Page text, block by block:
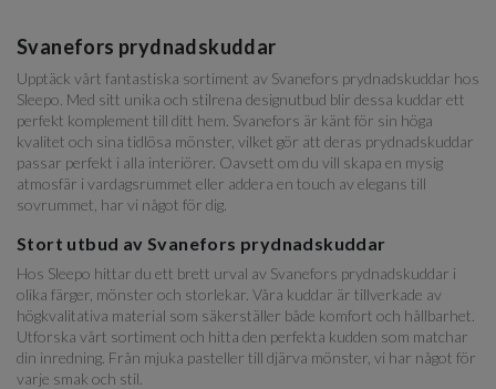
Svanefors prydnadskuddar
Upptäck vårt fantastiska sortiment av Svanefors prydnadskuddar hos
Sleepo. Med sitt unika och stilrena designutbud blir dessa kuddar ett
perfekt komplement till ditt hem. Svanefors är känt för sin höga
kvalitet och sina tidlösa mönster, vilket gör att deras prydnadskuddar
passar perfekt i alla interiörer. Oavsett om du vill skapa en mysig
atmosfär i vardagsrummet eller addera en touch av elegans till
sovrummet, har vi något för dig.
Stort utbud av Svanefors prydnadskuddar
Hos Sleepo hittar du ett brett urval av Svanefors prydnadskuddar i
olika färger, mönster och storlekar. Våra kuddar är tillverkade av
högkvalitativa material som säkerställer både komfort och hållbarhet.
Utforska vårt sortiment och hitta den perfekta kudden som matchar
din inredning. Från mjuka pasteller till djärva mönster, vi har något för
varje smak och stil.